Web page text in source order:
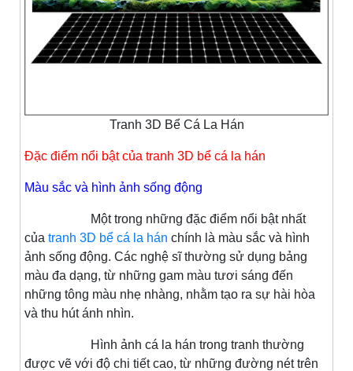
Tranh 3D Bể Cá La Hán
Đặc điểm nổi bật của tranh 3D bể cá la hán
Màu sắc và hình ảnh sống động
Một trong những đặc điểm nổi bật nhất
của tranh 3D bể cá la hán chính là màu sắc và hình
ảnh sống động. Các nghệ sĩ thường sử dụng bảng
màu đa dạng, từ những gam màu tươi sáng đến
những tông màu nhẹ nhàng, nhằm tạo ra sự hài hòa
và thu hút ánh nhìn.
Hình ảnh cá la hán trong tranh thường
được vẽ với độ chi tiết cao, từ những đường nét trên